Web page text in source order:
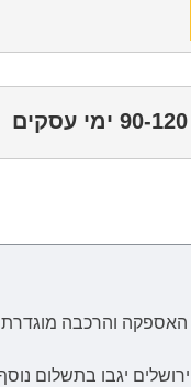
האספקה והרכבה מוגדרת